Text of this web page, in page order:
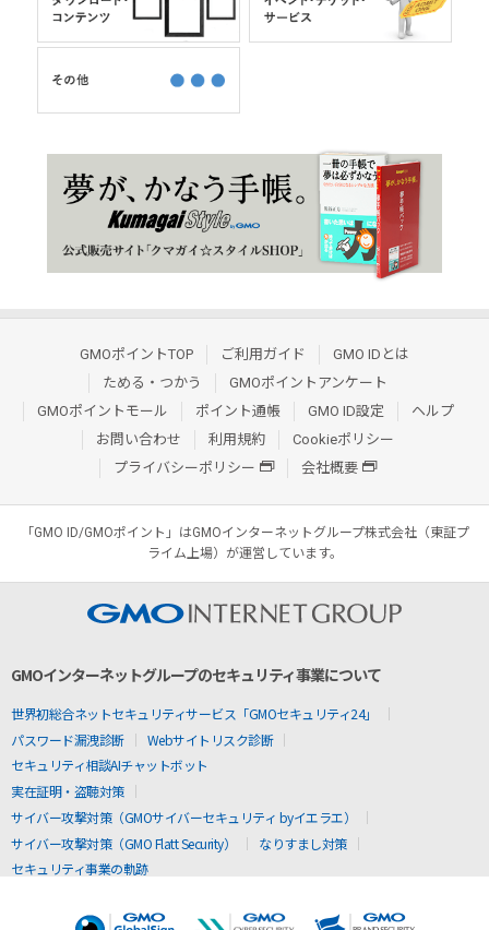
GMOポイントTOP ご利用ガイド
GMO IDとは
ためる・つかう
GMOポイントアンケート
GMOポイントモール
ポイント通帳 GMO ID設定
ヘルプ
お問い合わせ
利用規約
Cookieポリシー
プライバシーポリシー
会社概要
「GMO ID/GMOポイント」はGMOインターネットグループ株式会社（東証プ
ライム上場）が運営しています。
GMOインターネットグループのセキュリティ事業について
世界初総合ネットセキュリティサービス「GMOセキュリティ24」
パスワード漏洩診断
Webサイトリスク診断
セキュリティ相談AIチャットボット
実在証明・盗聴対策
サイバー攻撃対策（GMOサイバーセキュリティ byイエラエ）
サイバー攻撃対策（GMO Flatt Security）
なりすまし対策
セキュリティ事業の軌跡